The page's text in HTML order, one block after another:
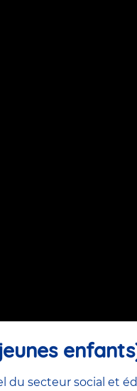
du secteur social et